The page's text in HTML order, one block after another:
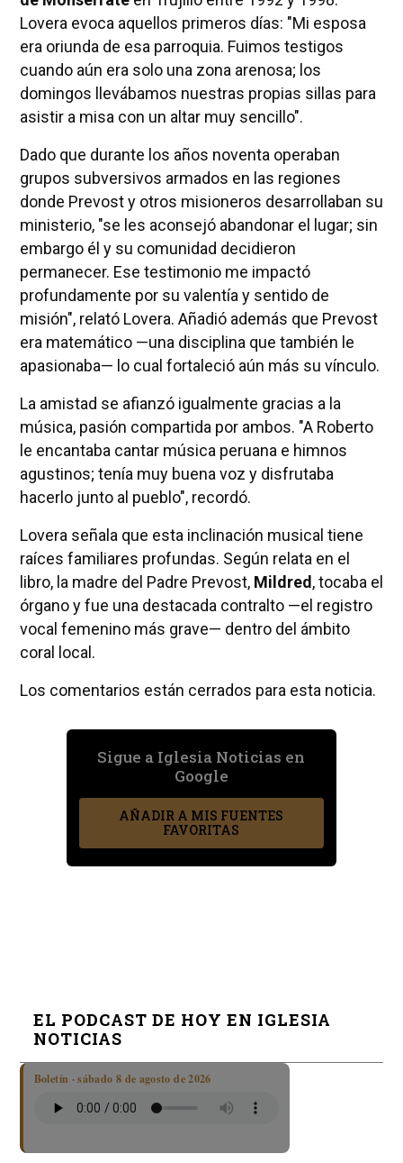
Lovera evoca aquellos primeros días: "Mi esposa
era oriunda de esa parroquia. Fuimos testigos
cuando aún era solo una zona arenosa; los
domingos llevábamos nuestras propias sillas para
asistir a misa con un altar muy sencillo".
Dado que durante los años noventa operaban
grupos subversivos armados en las regiones
donde Prevost y otros misioneros desarrollaban su
ministerio, "se les aconsejó abandonar el lugar; sin
embargo él y su comunidad decidieron
permanecer. Ese testimonio me impactó
profundamente por su valentía y sentido de
misión", relató Lovera. Añadió además que Prevost
era matemático —una disciplina que también le
apasionaba— lo cual fortaleció aún más su vínculo.
La amistad se afianzó igualmente gracias a la
música, pasión compartida por ambos. "A Roberto
le encantaba cantar música peruana e himnos
agustinos; tenía muy buena voz y disfrutaba
hacerlo junto al pueblo", recordó.
Lovera señala que esta inclinación musical tiene
raíces familiares profundas. Según relata en el
libro, la madre del Padre Prevost, Mildred, tocaba el
órgano y fue una destacada contralto —el registro
vocal femenino más grave— dentro del ámbito
coral local.
Los comentarios están cerrados para esta noticia.
Sigue a Iglesia Noticias en
Google
AÑADIR A MIS FUENTES
FAVORITAS
EL PODCAST DE HOY EN IGLESIA
NOTICIAS
Boletín · sábado 8 de agosto de 2026